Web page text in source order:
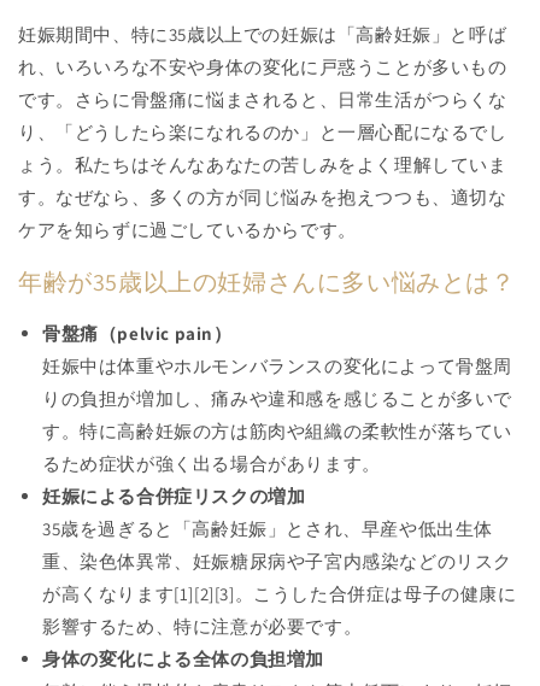
妊娠期間中、特に35歳以上での妊娠は「高齢妊娠」と呼ば
れ、いろいろな不安や身体の変化に戸惑うことが多いもの
です。さらに骨盤痛に悩まされると、日常生活がつらくな
り、「どうしたら楽になれるのか」と一層心配になるでし
ょう。私たちはそんなあなたの苦しみをよく理解していま
す。なぜなら、多くの方が同じ悩みを抱えつつも、適切な
ケアを知らずに過ごしているからです。
年齢が35歳以上の妊婦さんに多い悩みとは？
骨盤痛（pelvic pain）
妊娠中は体重やホルモンバランスの変化によって骨盤周
りの負担が増加し、痛みや違和感を感じることが多いで
す。特に高齢妊娠の方は筋肉や組織の柔軟性が落ちてい
るため症状が強く出る場合があります。
妊娠による合併症リスクの増加
35歳を過ぎると「高齢妊娠」とされ、早産や低出生体
重、染色体異常、妊娠糖尿病や子宮内感染などのリスク
が高くなります[1][2][3]。こうした合併症は母子の健康に
影響するため、特に注意が必要です。
身体の変化による全体の負担増加